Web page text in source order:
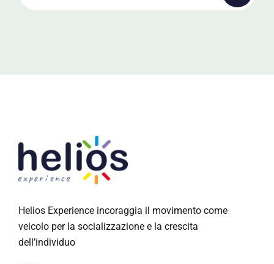
Helios Experience incoraggia il movimento come
veicolo per la socializzazione e la crescita
dell’individuo